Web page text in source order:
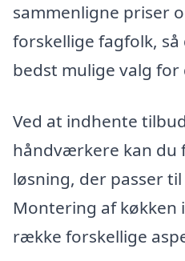
sammenligne priser
forskellige fagfolk,
bedst mulige valg
Ved at indhente
håndværkere kan du
løsning, der passer
Montering af køkken
række forskellige